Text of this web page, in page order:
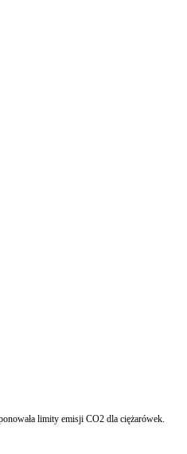
system wykrywania wypadku - to niektóre z rozwiązań, w które będą musiały być wyposażone wszystkie nowe samochody. KE przedstawiła w środę propozycje w tej sprawie, a także zaproponowała limity emisji CO2 dla ciężarówek.